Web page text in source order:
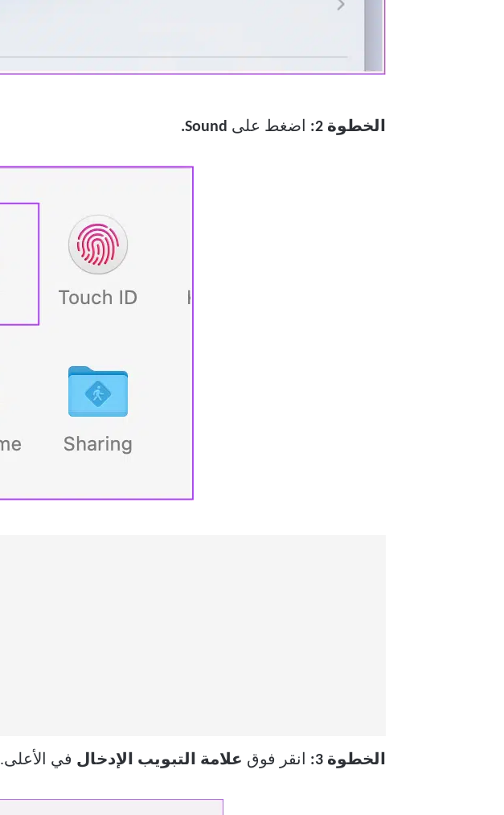
الخطوة 2: اضغط على Sound.
الخطوة 3: انقر فوق علامة التبويب الإدخال في الأعلى.